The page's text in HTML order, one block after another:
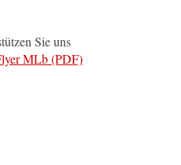
Sie uns
MLb (PDF)